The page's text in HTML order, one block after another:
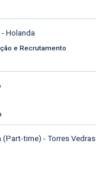
Holanda
e Recrutamento
time) - Torres Vedras